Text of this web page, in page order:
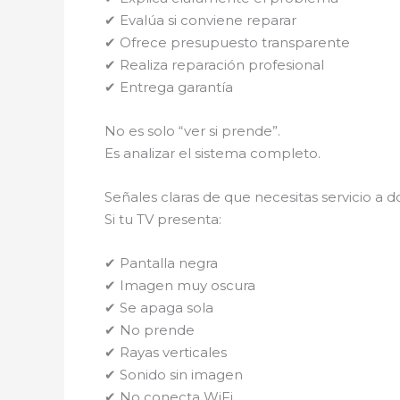
✔ Evalúa si conviene reparar
✔ Ofrece presupuesto transparente
✔ Realiza reparación profesional
✔ Entrega garantía
No es solo “ver si prende”.
Es analizar el sistema completo.
Señales claras de que necesitas servicio a
Si tu TV presenta:
✔ Pantalla negra
✔ Imagen muy oscura
✔ Se apaga sola
✔ No prende
✔ Rayas verticales
✔ Sonido sin imagen
✔ No conecta WiFi